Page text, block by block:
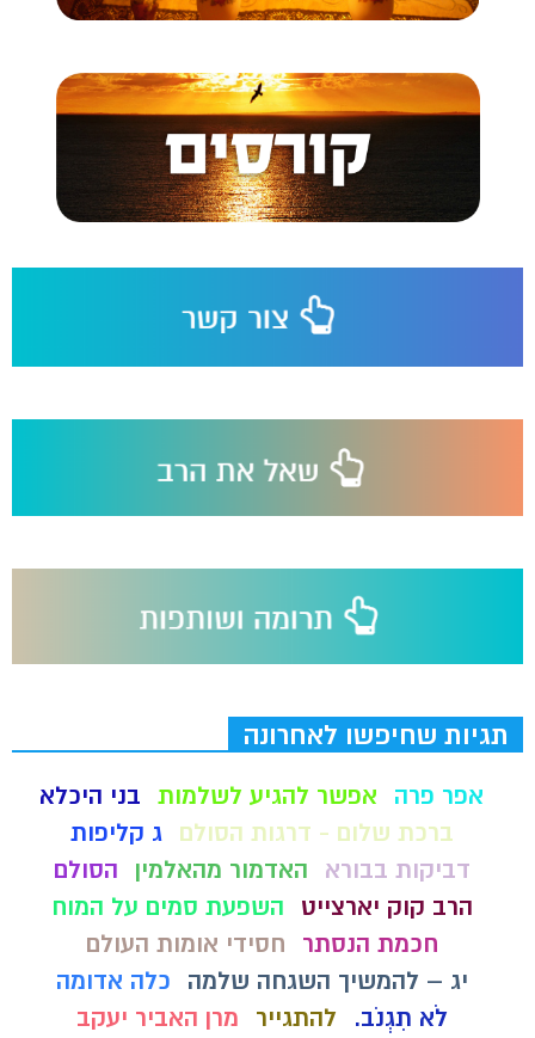
תגיות שחיפשו לאחרונה
אפר פרה אפשר להגיע לשלמות בני היכלא
ברכת שלום - דרגות הסולם
ג קליפות
דביקות בבורא
האדמור מהאלמין
הסולם
הרב קוק יארצייט
השפעת סמים על המוח
חכמת הנסתר
חסידי אומות העולם
יג – להמשיך השגחה שלמה
כלה אדומה
לֹא תִגְנֹב.
להתגייר
מרן האביר יעקב